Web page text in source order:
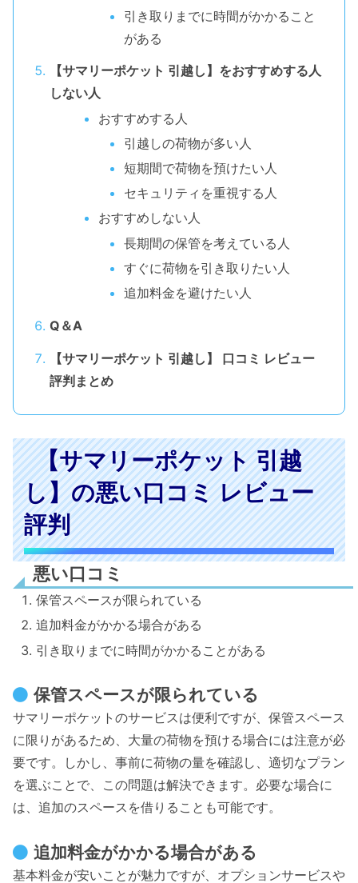
引き取りまでに時間がかかること
がある
【サマリーポケット 引越し】をおすすめする人
しない人
おすすめする人
引越しの荷物が多い人
短期間で荷物を預けたい人
セキュリティを重視する人
おすすめしない人
長期間の保管を考えている人
すぐに荷物を引き取りたい人
追加料金を避けたい人
Q＆A
【サマリーポケット 引越し】 口コミ レビュー
評判まとめ
【サマリーポケット 引越
し】の悪い口コミ レビュー
評判
悪い口コミ
保管スペースが限られている
追加料金がかかる場合がある
引き取りまでに時間がかかることがある
保管スペースが限られている
サマリーポケットのサービスは便利ですが、保管スペース
に限りがあるため、大量の荷物を預ける場合には注意が必
要です。しかし、事前に荷物の量を確認し、適切なプラン
を選ぶことで、この問題は解決できます。必要な場合に
は、追加のスペースを借りることも可能です。
追加料金がかかる場合がある
基本料金が安いことが魅力ですが、オプションサービスや